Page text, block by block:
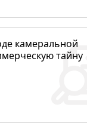
камеральной
тайну